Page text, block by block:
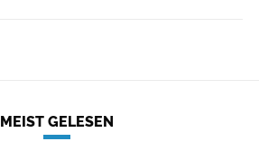
MEIST GELESEN